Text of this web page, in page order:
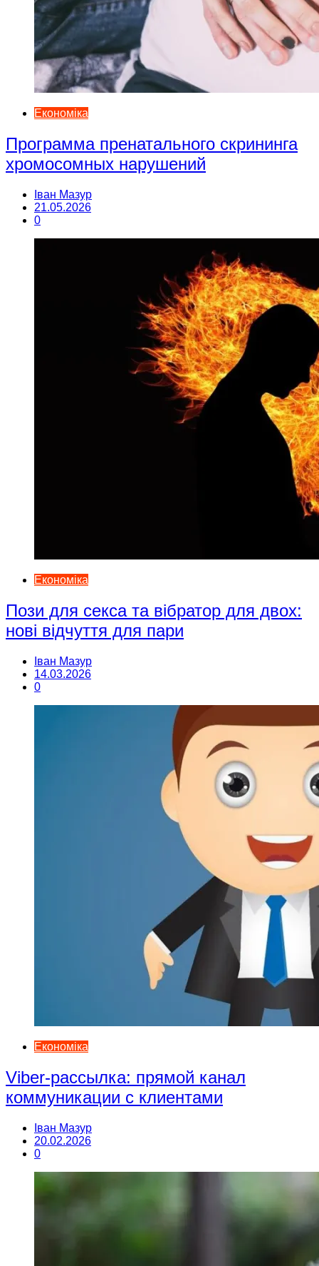
Економіка
Программа пренатального скрининга
хромосомных нарушений
Іван Мазур
21.05.2026
0
Економіка
Пози для секса та вібратор для двох:
нові відчуття для пари
Іван Мазур
14.03.2026
0
Економіка
Viber-рассылка: прямой канал
коммуникации с клиентами
Іван Мазур
20.02.2026
0